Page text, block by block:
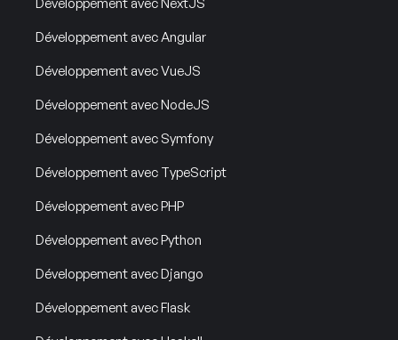
Développement avec Angular
Développement avec VueJS
Développement avec NodeJS
Développement avec Symfony
Développement avec TypeScript
Développement avec PHP
Développement avec Python
Développement avec Django
Développement avec Flask